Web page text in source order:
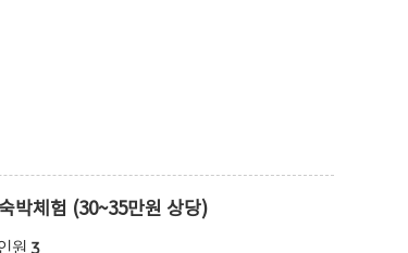
박체험 (30~35만원 상당)
원 3